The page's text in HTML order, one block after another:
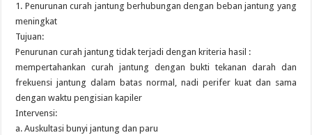
1. Penurunan curah jantung berhubungan dengan beban jantung yang
meningkat
Tujuan:
Penurunan curah jantung tidak terjadi dengan kriteria hasil :
mempertahankan curah jantung dengan bukti tekanan darah dan
frekuensi jantung dalam batas normal, nadi perifer kuat dan sama
dengan waktu pengisian kapiler
Intervensi:
a. Auskultasi bunyi jantung dan paru